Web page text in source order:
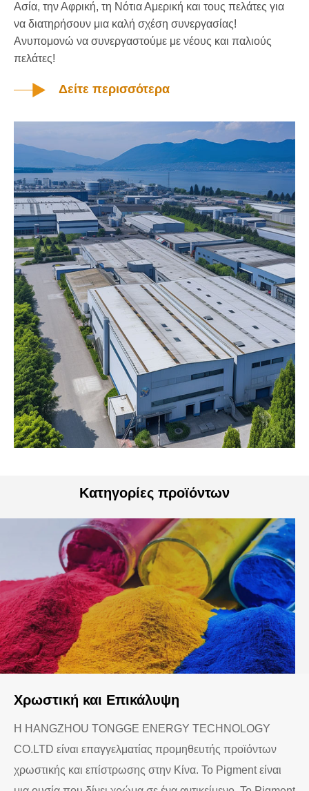
Ασία, την Αφρική, τη Νότια Αμερική και τους πελάτες για
να διατηρήσουν μια καλή σχέση συνεργασίας!
Ανυπομονώ να συνεργαστούμε με νέους και παλιούς
πελάτες!
Δείτε περισσότερα
Κατηγορίες προϊόντων
Χρωστική και Επικάλυψη
Η HANGZHOU TONGGE ENERGY TECHNOLOGY
CO.LTD είναι επαγγελματίας προμηθευτής προϊόντων
χρωστικής και επίστρωσης στην Κίνα. Το Pigment είναι